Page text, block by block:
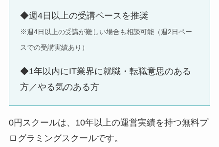
◆週4日以上の受講ペースを推奨
※週4日以上の受講が難しい場合も相談可能（週2日ペー
スでの受講実績あり）
◆1年以内にIT業界に就職・転職意思のある
方／やる気のある方
0円スクールは、10年以上の運営実績を持つ無料プ
ログラミングスクールです。